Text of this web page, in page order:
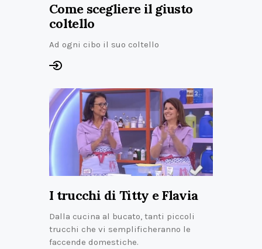
Come scegliere il giusto
coltello
Ad ogni cibo il suo coltello
I trucchi di Titty e Flavia
Dalla cucina al bucato, tanti piccoli
trucchi che vi semplificheranno le
faccende domestiche.